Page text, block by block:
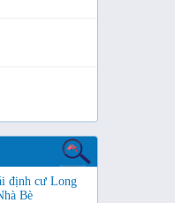
định cư Long
Bè